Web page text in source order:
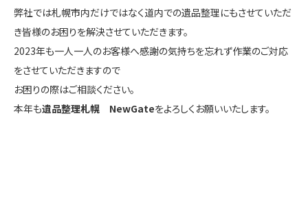
弊社では札幌市内だけではなく道内での遺品整理にもさせていただ
き皆様のお困りを解決させていただきます。
2023年も一人一人のお客様へ感謝の気持ちを忘れず作業のご対応
をさせていただきますので
お困りの際はご相談ください。
本年も遺品整理札幌 NewGateをよろしくお願いいたします。